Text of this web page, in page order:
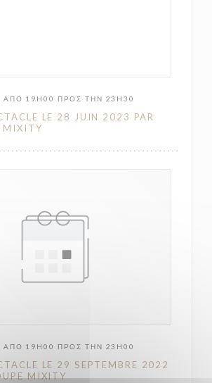
19H00 ΠΡΟΣ ΤΗΝ 23H30
LE 28 JUIN 2023 PAR
MIXITY
19H00 ΠΡΟΣ ΤΗΝ 23H00
LE 29 SEPTEMBRE 2022
MIXITY